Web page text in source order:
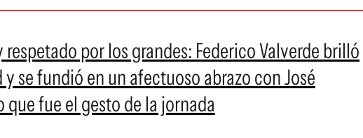
respetado por los grandes: Federico Valverde brilló
y se fundió en un afectuoso abrazo con José
fue el gesto de la jornada